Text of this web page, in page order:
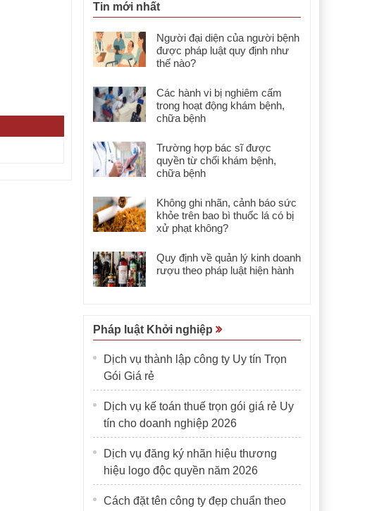
Tin mới nhất
Người đại diện của người bệnh
được pháp luật quy định như
thế nào?
Các hành vi bị nghiêm cấm
trong hoạt động khám bệnh,
chữa bệnh
Trường hợp bác sĩ được
quyền từ chối khám bệnh,
chữa bệnh
Không ghi nhãn, cảnh báo sức
khỏe trên bao bì thuốc lá có bị
xử phạt không?
Quy định về quản lý kinh doanh
rượu theo pháp luật hiện hành
Pháp luật Khởi nghiệp
Dịch vụ thành lập công ty Uy tín Trọn
Gói Giá rẻ
Dịch vụ kế toán thuế trọn gói giá rẻ Uy
tín cho doanh nghiệp 2026
Dịch vụ đăng ký nhãn hiệu thương
hiệu logo độc quyền năm 2026
Cách đặt tên công ty đẹp chuẩn theo